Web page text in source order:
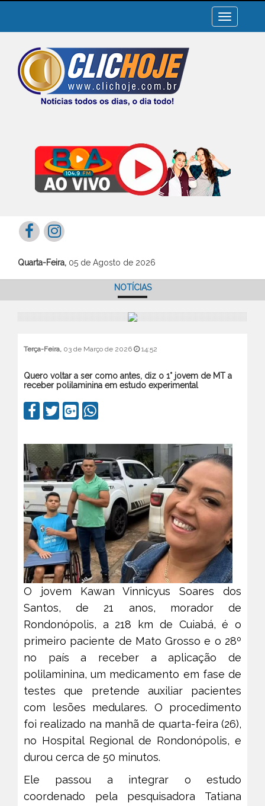
Toggle
navigation
Quarta-Feira, 05 de Agosto de 2026
NOTÍCIAS
Terça-Feira, 03 de Março de 2026 14:52
Quero voltar a ser como antes, diz o 1° jovem de MT a
receber polilaminina em estudo experimental
O jovem Kawan Vinnicyus Soares dos
Santos, de 21 anos, morador de
Rondonópolis, a 218 km de Cuiabá, é o
primeiro paciente de Mato Grosso e o 28º
no país a receber a aplicação de
polilaminina, um medicamento em fase de
testes que pretende auxiliar pacientes
com lesões medulares. O procedimento
foi realizado na manhã de quarta-feira (26),
no Hospital Regional de Rondonópolis, e
durou cerca de 50 minutos.
Ele passou a integrar o estudo
coordenado pela pesquisadora Tatiana